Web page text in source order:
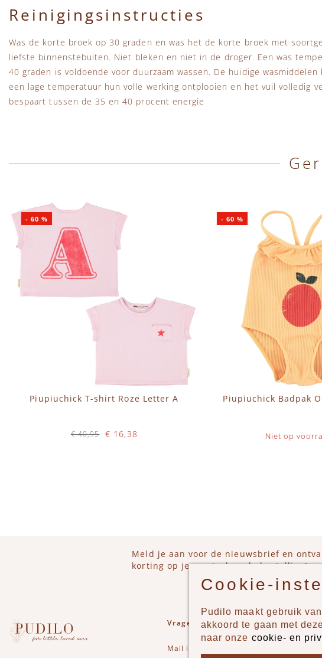
Reinigingsinstructies
Was de korte broek op 30 graden en was het de korte broek met
liefste binnenstebuiten. Niet bleken en niet in de droger. Een was
40 graden is voldoende voor duurzaam wassen. De huidige
een lage temperatuur hun volle werking ontplooien en het vuil volledig
bespaart tussen de 35 en 40 procent energie
Piupiuchick T-shirt Roze Letter A
€ 16,38
€ 40,95
-60 %
Piupiuchick Badpak
Niet op
- 60 %
Meld je aan voor de nieuwsbrief en
korting op je eerstvolgende bestelling!
Vragen of opmerkingen?
Mail info@pudilo.nl
Cookie-
Pudilo maakt gebruik
akkoord te gaan met
naar onze cookie- en